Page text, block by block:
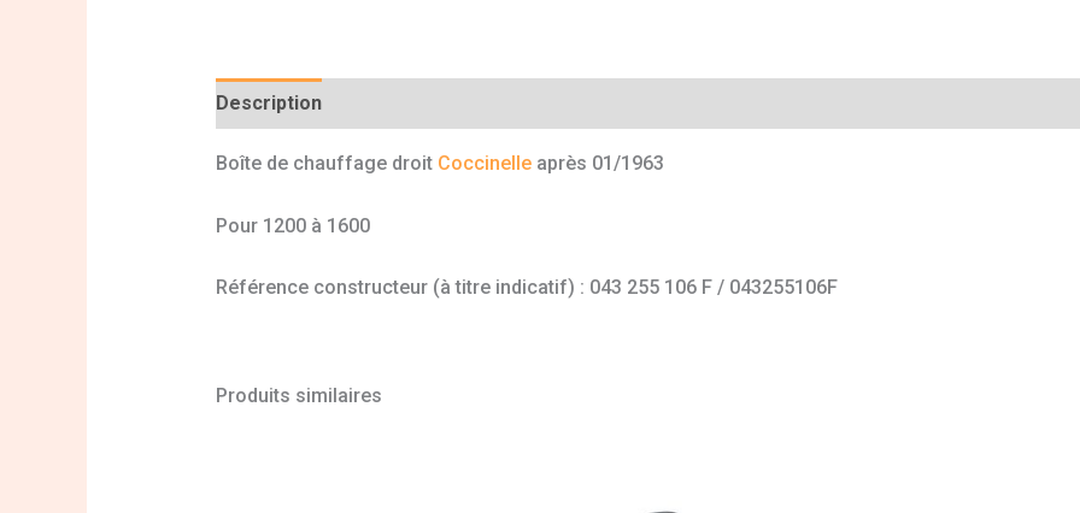
Description
Boîte de chauffage droit Coccinelleaprès 01/1963
Pour 1200 à 1600
Référence constructeur (à titre indicatif) : 043 255 106 F / 043255106F
Produits similaires